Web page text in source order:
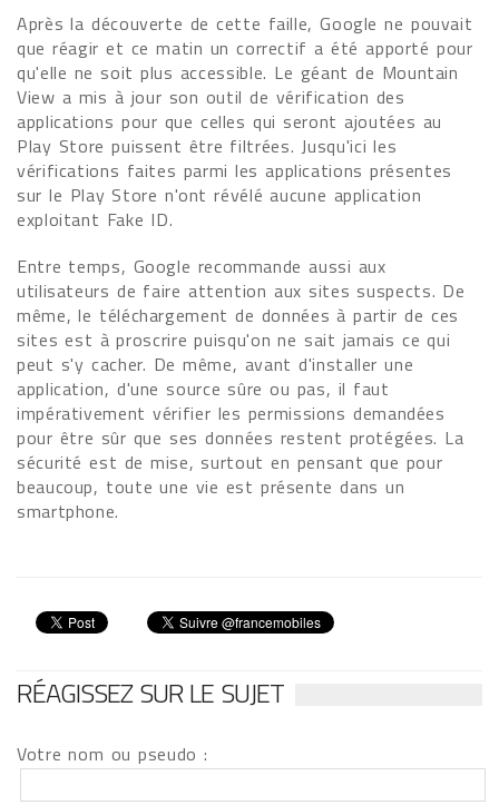
Après la découverte de cette faille, Google ne pouvait
que réagir et ce matin un correctif a été apporté pour
qu'elle ne soit plus accessible. Le géant de Mountain
View a mis à jour son outil de vérification des
applications pour que celles qui seront ajoutées au
Play Store puissent être filtrées. Jusqu'ici les
vérifications faites parmi les applications présentes
sur le Play Store n'ont révélé aucune application
exploitant Fake ID.
Entre temps, Google recommande aussi aux
utilisateurs de faire attention aux sites suspects. De
même, le téléchargement de données à partir de ces
sites est à proscrire puisqu'on ne sait jamais ce qui
peut s'y cacher. De même, avant d'installer une
application, d'une source sûre ou pas, il faut
impérativement vérifier les permissions demandées
pour être sûr que ses données restent protégées. La
sécurité est de mise, surtout en pensant que pour
beaucoup, toute une vie est présente dans un
smartphone.
RÉAGISSEZ SUR LE SUJET
Votre nom ou pseudo :